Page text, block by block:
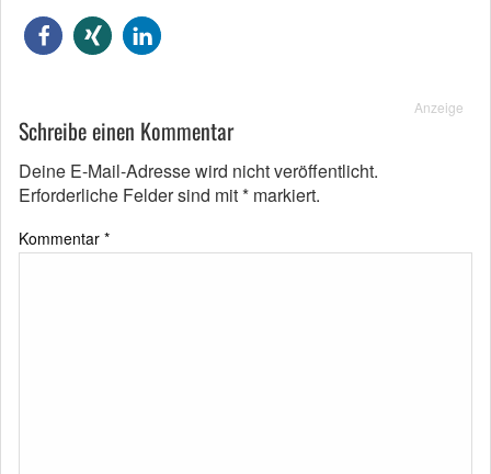
Anzeige
Schreibe einen Kommentar
Deine E-Mail-Adresse wird nicht veröffentlicht.
Erforderliche Felder sind mit* markiert.
Kommentar *